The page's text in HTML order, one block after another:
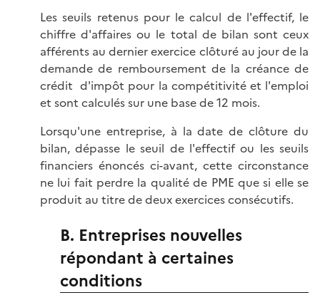
Les seuils retenus pour le calcul de l'effectif, le
chiffre d'affaires ou le total de bilan sont ceux
afférents au dernier exercice clôturé au jour de la
demande de remboursement de la créance de
crédit d'impôt pour la compétitivité et l'emploi
et sont calculés sur une base de 12 mois.
Lorsqu'une entreprise, à la date de clôture du
bilan, dépasse le seuil de l'effectif ou les seuils
financiers énoncés ci-avant, cette circonstance
ne lui fait perdre la qualité de PME que si elle se
produit au titre de deux exercices consécutifs.
B. Entreprises nouvelles
répondant à certaines
conditions